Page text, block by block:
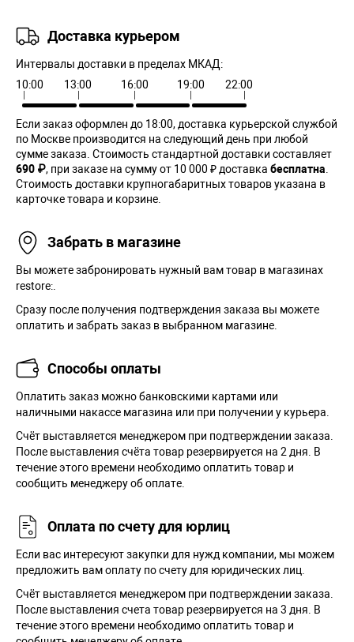
Доставка курьером
Интервалы доставки в пределах МКАД:
10:00
13:00 16:00 19:00 22:00
Если заказ оформлен до 18:00, доставка курьерской службой
по Москве производится на следующий день при любой
сумме заказа. Cтоимость стандартной доставки составляет
690 ₽, при заказе на сумму от 10 000 ₽ доставка бесплатна
Стоимость доставки крупногабаритных товаров указана в
карточке товара и корзине.
Забрать в магазине
Вы можете забронировать нужный вам товар в магазинах
restore:.
Сразу после получения подтверждения заказа вы можете
оплатить и забрать заказ в выбранном магазине.
Способы оплаты
Оплатить заказ можно банковскими картами или
наличными накассе магазина или при получении у курьера.
Cчёт выставляется менеджером при подтверждении заказа.
После выставления счёта товар резервируется на 2 дня. В
течение этого времени необходимо оплатить товар и
сообщить менеджеру об оплате.
Оплата по счету для юрлиц
Если вас интересуют закупки для нужд компании, мы можем
предложить вам оплату по счету для юридических лиц.
Счёт выставляется менеджером при подтверждении заказа.
После выставления счета товар резервируется на 3 дня. В
течение этого времени необходимо оплатить товар и